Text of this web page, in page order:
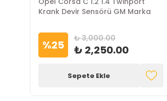
Krank Devir Sensörü GM Marka
%25 ₺ 3,000.00
₺ 2,250.00
Sepete Ekle